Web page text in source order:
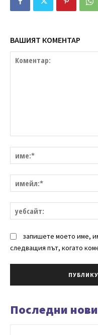
ВАШИЯТ КОМЕНТАР
запишете моето име,
следващия път, когато
Последни